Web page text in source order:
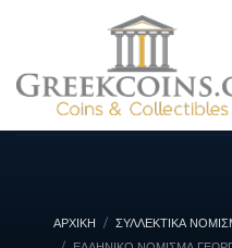
ΑΡΧΙΚΉ ΣΥΛΛΕΚΤΙΚΆ